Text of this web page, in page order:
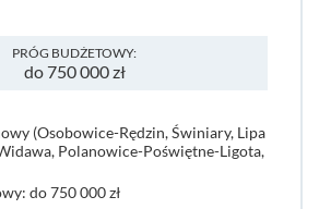
PRÓG BUDŻETOWY:
do 750 000 zł
(Osobowice-Rędzin, Świniary, Lipa
Polanowice-Poświętne-Ligota,
do 750 000 zł